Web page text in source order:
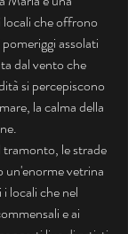
che offrono
assolati
dal vento che
si percepiscono
la calma della
le strade
un'enorme vetrina
locali che nel
e ai